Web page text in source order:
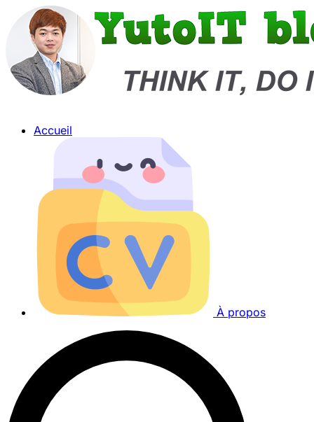
Accueil
À propos